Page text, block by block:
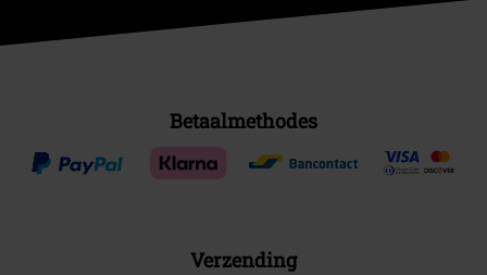
Betaalmethodes
Verzending